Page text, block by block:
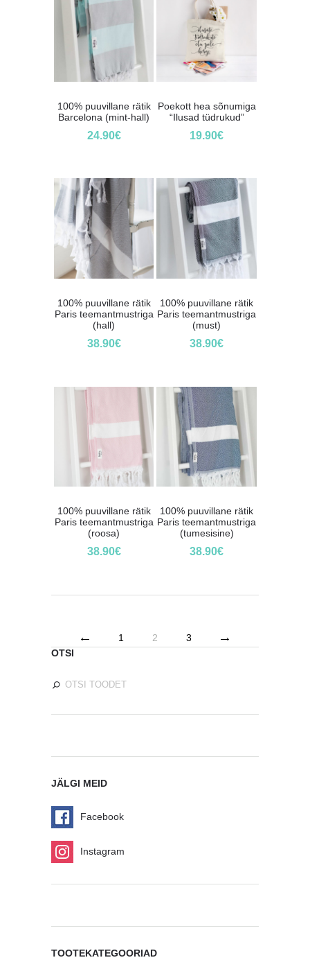
100% puuvillane rätik
Barcelona (mint-hall)
24.90€
Poekott hea sõnumiga
“Ilusad tüdrukud”
19.90€
100% puuvillane rätik
Paris teemantmustriga
(hall)
38.90€
100% puuvillane rätik
Paris teemantmustriga
(must)
38.90€
100% puuvillane rätik
Paris teemantmustriga
(roosa)
38.90€
100% puuvillane rätik
Paris teemantmustriga
(tumesisine)
38.90€
← 1 2 3 →
OTSI
JÄLGI MEID
Facebook
Instagram
TOOTEKATEGOORIAD